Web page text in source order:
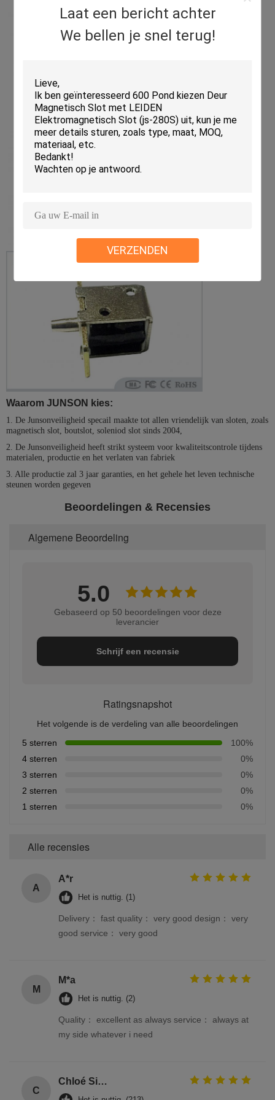
Laat een bericht achter
We bellen je snel terug!
VERZENDEN
Waarom JUNSON kies:
1. De Junsonveiligheid specail maakte tot allen vriendelijk van sloten, zoals
magnetisch slot, boutslot, soleniod slot sinds 2004,
2. De Junsonveiligheid heeft strikt systeem voor kwaliteitscontrole tijdens
materialen, productie en het verlaten van fabriek
3. Alle productie zal 3 jaar garanties, en het gehele het leven technische
steunen worden gegeven
Beoordelingen & Recensies
Algemene Beoordeling
5.0
Gebaseerd op 50 beoordelingen voor deze
leverancier
Schrijf een recensie
Ratingsnapshot
Het volgende is de verdeling van alle beoordelingen
5 sterren
100%
4 sterren
0%
3 sterren
0%
2 sterren
0%
1 sterren
0%
Alle recensies
A
A*r
Het is nuttig. (1)
Delivery： fast quality： very good design： very
good service： very good
M
M*a
Het is nuttig. (2)
Quality： excellent as always service： always at
my side whatever i need
C
Chloé Simon